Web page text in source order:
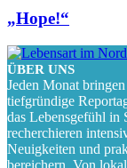
„Hope!“
ÜBER UNS
Jeden Monat
tiefgründige
das Lebensgefühl
recherchieren
Neuigkeiten und
bereichern. Von